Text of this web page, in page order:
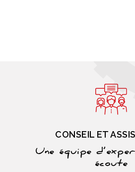
CONSEIL ET
Une équipe
écoute